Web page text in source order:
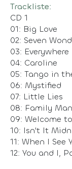
Trackliste:
CD 1
01: Big Love
02: Seven
03: Everywhere
04: Caroline
05: Tango in
06: Mystified
07: Little Lies
08: Family Man
09: Welcome
10: Isn't It
11: When I See
12: You and I,